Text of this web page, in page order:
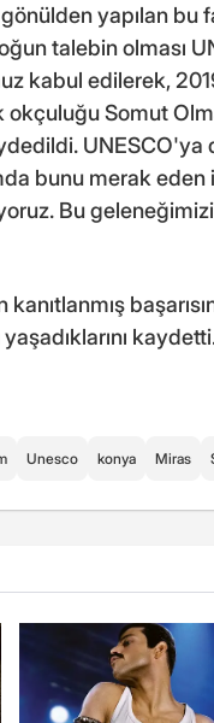
yapılan
talebin olması
kabul edilerek,
okçuluğu Somut
UNESCO'ya
bunu merak eden
Bu
Unesco konya Miras